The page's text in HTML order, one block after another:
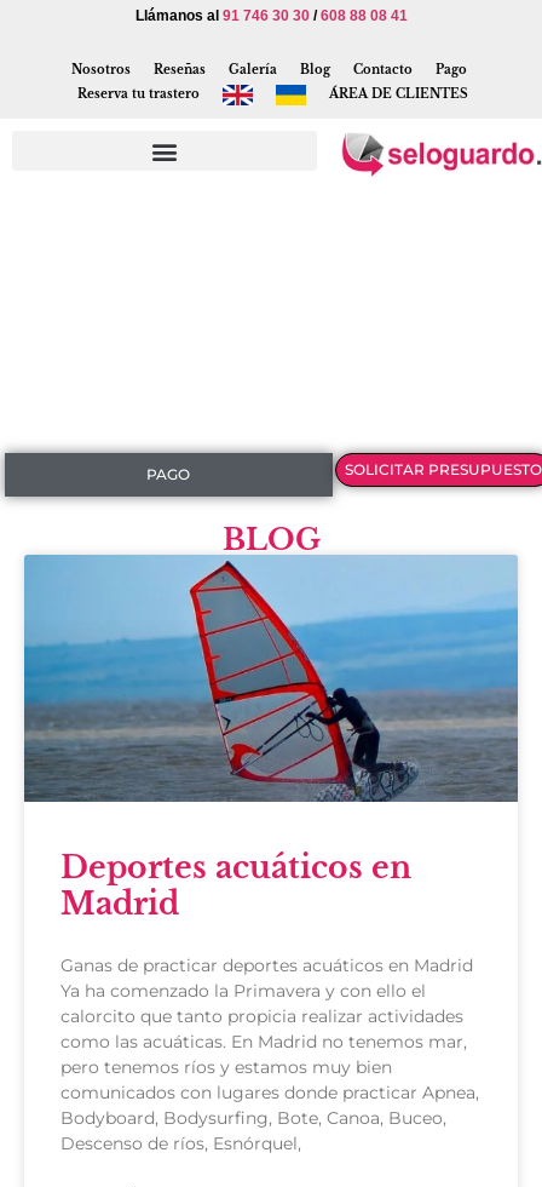
Llámanos al 91 746 30 30/608 88 08 41
Nosotros Reseñas Galería Blog Contacto
Pago
Reserva tu trastero
ÁREA DE CLIENTES
PAGO SOLICITAR PRESUPUESTO
BLOG
Deportes acuáticos en
Madrid
Ganas de practicar deportes acuáticos en Madrid
Ya ha comenzado la Primavera y con ello el
calorcito que tanto propicia realizar actividades
como las acuáticas. En Madrid no tenemos mar,
pero tenemos ríos y estamos muy bien
comunicados con lugares donde practicar Apnea,
Bodyboard, Bodysurfing, Bote, Canoa, Buceo,
Descenso de ríos, Esnórquel,